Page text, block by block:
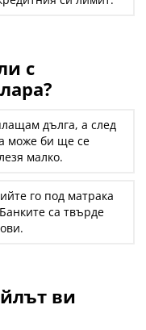
с
дълга, а след
може би ще се
малко.
го под матрака
са твърде
ви